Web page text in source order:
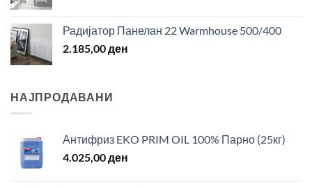
Радијатор Панелан 22 Warmhouse 500/400
2.185,00ден
НАЈПРОДАВАНИ
Антифриз EKO PRIM OIL 100% Парно (25кг)
4.025,00ден